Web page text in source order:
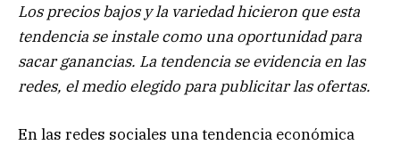
Los precios bajos y la variedad hicieron que esta
tendencia se instale como una oportunidad para
sacar ganancias. La tendencia se evidencia en las
redes, el medio elegido para publicitar las ofertas.
En las redes sociales una tendencia económica